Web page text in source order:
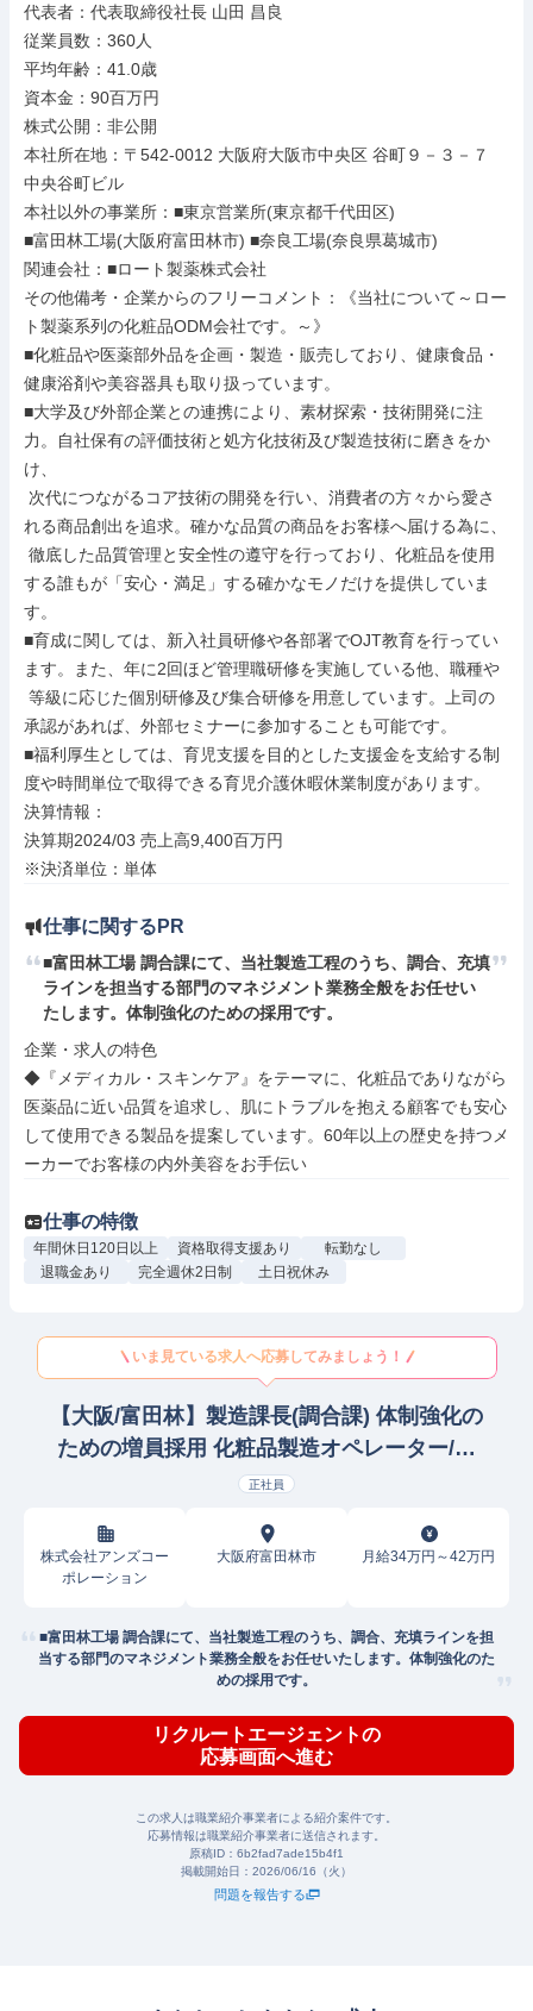
代表者：代表取締役社長 山田 昌良
従業員数：360人
平均年齢：41.0歳
資本金：90百万円
株式公開：非公開
本社所在地：〒542-0012 大阪府大阪市中央区 谷町９－３－７
中央谷町ビル
本社以外の事業所：■東京営業所(東京都千代田区)
■富田林工場(大阪府富田林市) ■奈良工場(奈良県葛城市)
関連会社：■ロート製薬株式会社
その他備考・企業からのフリーコメント：《当社について～ロー
ト製薬系列の化粧品ODM会社です。～》
■化粧品や医薬部外品を企画・製造・販売しており、健康食品・
健康浴剤や美容器具も取り扱っています。
■大学及び外部企業との連携により、素材探索・技術開発に注
力。自社保有の評価技術と処方化技術及び製造技術に磨きをか
け、
れる商品創出を追求。確かな品質の商品をお客様へ届ける為に、
する誰もが「安心・満足」する確かなモノだけを提供していま
す。
■育成に関しては、新入社員研修や各部署でOJT教育を行ってい
ます。また、年に2回ほど管理職研修を実施している他、職種や
承認があれば、外部セミナーに参加することも可能です。
■福利厚生としては、育児支援を目的とした支援金を支給する制
度や時間単位で取得できる育児介護休暇休業制度があります。
決算情報：
決算期2024/03 売上高9,400百万円
※決済単位：単体
仕事に関するPR
■富田林工場 調合課にて、当社製造工程のうち、調合、充填
ラインを担当する部門のマネジメント業務全般をお任せい
たします。体制強化のための採用です。
企業・求人の特色
◆『メディカル・スキンケア』をテーマに、化粧品でありながら
医薬品に近い品質を追求し、肌にトラブルを抱える顧客でも安心
して使用できる製品を提案しています。60年以上の歴史を持つメ
ーカーでお客様の内外美容をお手伝い
仕事の特徴
年間休日120日以上 資格取得支援あり
転勤なし
退職金あり
完全週休2日制 土日祝休み
いま見ている求人へ応募してみましょう！
【大阪/富田林】製造課長(調合課) 体制強化の
ための増員採用 化粧品製造オペレーター/ラ
インマネージャー
正社員
株式会社アンズコー
ポレーション
大阪府富田林市 月給34万円～42万円
■富田林工場 調合課にて、当社製造工程のうち、調合、充填ラインを担
当する部門のマネジメント業務全般をお任せいたします。体制強化のた
めの採用です。
リクルートエージェントの
応募画面へ進む
この求人は職業紹介事業者による紹介案件です。
応募情報は職業紹介事業者に送信されます。
原稿ID： 6b2fad7ade15b4f1
掲載開始日： 2026/06/16（火）
問題を報告する